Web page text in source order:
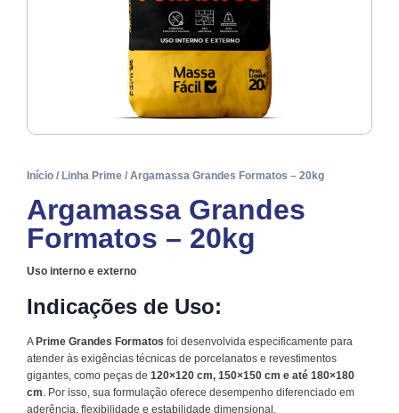
Início / Linha Prime / Argamassa Grandes Formatos – 20kg
Argamassa Grandes
Formatos – 20kg
Uso interno e externo
Indicações de Uso:
A Prime Grandes Formatos foi desenvolvida especificamente para
atender às exigências técnicas de porcelanatos e revestimentos
gigantes, como peças de 120×120 cm, 150×150 cm e até 180×180
cm. Por isso, sua formulação oferece desempenho diferenciado em
aderência, flexibilidade e estabilidade dimensional.